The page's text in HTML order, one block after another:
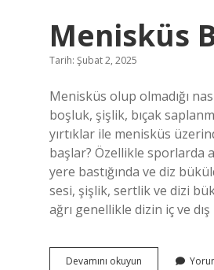
Menisküs
Tarih: Şubat 2, 2025
Menisküs olup olmadığı
boşluk, şişlik, bıçak
yırtıklar ile menisküs
başlar? Özellikle sporlarda
yere bastığında ve diz
sesi, şişlik, sertlik ve dizi
ağrı genellikle dizin iç ve
Devamını okuyun Menisküs